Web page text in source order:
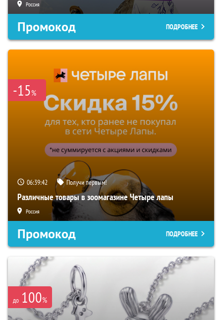
Россия
Промокод ПОДРОБНЕЕ
-15%
06:39:41 Получи первым!
Различные товары в зоомагазине Четыре лапы
Россия
Промокод ПОДРОБНЕЕ
до 100%